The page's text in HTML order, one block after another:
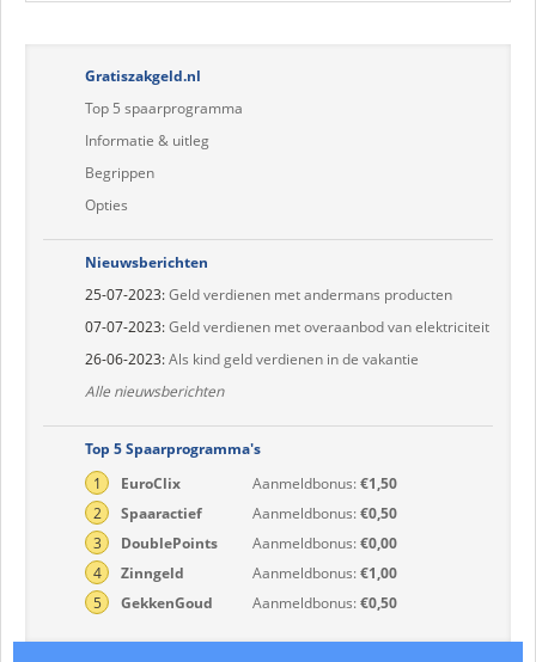
Gratiszakgeld.nl
Top 5 spaarprogramma
Informatie & uitleg
Begrippen
Opties
Nieuwsberichten
25-07-2023:Geld verdienen met andermans producten
07-07-2023:Geld verdienen met overaanbod van elektriciteit
26-06-2023:Als kind geld verdienen in de vakantie
Alle nieuwsberichten
Top 5 Spaarprogramma's
1
EuroClix Aanmeldbonus:€1,50
2
Spaaractief Aanmeldbonus:€0,50
3
DoublePoints Aanmeldbonus:€0,00
4
Zinngeld Aanmeldbonus:€1,00
5
GekkenGoud Aanmeldbonus:€0,50